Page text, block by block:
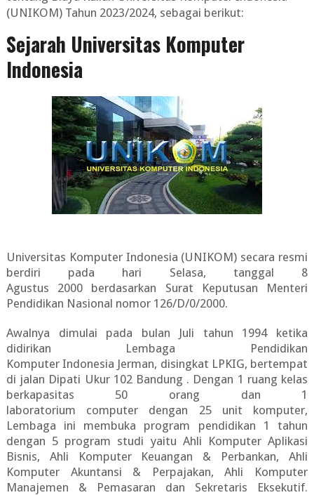
(UNIKOM) Tahun 2023/2024, sebagai berikut:
Sejarah Universitas Komputer
Indonesia
Universitas Komputer Indonesia (UNIKOM) secara resmi
berdiri pada hari Selasa, tanggal 8
Agustus 2000 berdasarkan Surat Keputusan Menteri
Pendidikan Nasional nomor 126/D/0/2000.
Awalnya dimulai pada bulan Juli tahun 1994 ketika
didirikan Lembaga Pendidikan
Komputer Indonesia Jerman, disingkat LPKIG, bertempat
di jalan Dipati Ukur 102 Bandung . Dengan 1 ruang kelas
berkapasitas 50 orang dan 1
laboratorium computer dengan 25 unit komputer,
Lembaga ini membuka program pendidikan 1 tahun
dengan 5 program studi yaitu Ahli Komputer Aplikasi
Bisnis, Ahli Komputer Keuangan & Perbankan, Ahli
Komputer Akuntansi & Perpajakan, Ahli Komputer
Manajemen & Pemasaran dan Sekretaris Eksekutif.